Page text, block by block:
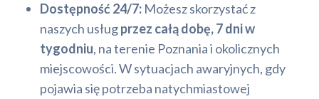
Dostępność 24/7: Możesz skorzystać z
naszych usługprzez całą dobę, 7 dni w
tygodniu, na terenie Poznania i okolicznych
miejscowości. W sytuacjach awaryjnych, gdy
pojawia się potrzeba natychmiastowej